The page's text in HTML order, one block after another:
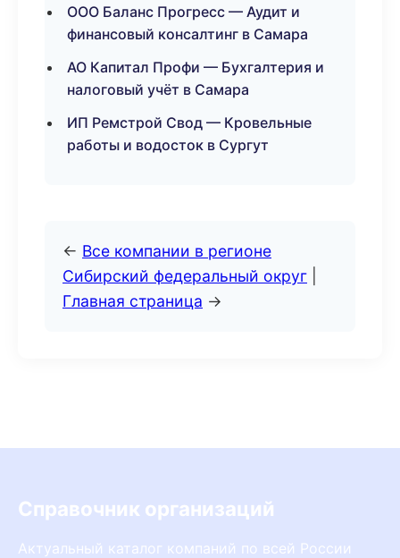
ООО Баланс Прогресс — Аудит и
финансовый консалтинг в Самара
АО Капитал Профи — Бухгалтерия и
налоговый учёт в Самара
ИП Ремстрой Свод — Кровельные
работы и водосток в Сургут
← Все компании в регионе
Сибирский федеральный округ
Главная страница →
Справочник организаций
Актуальный каталог компаний по всей России